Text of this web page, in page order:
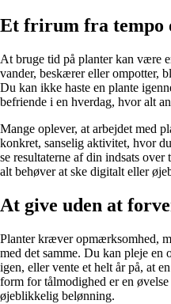
Et frirum fra tempo
At bruge tid på planter kan være
vander, beskærer eller ompotter,
Du kan ikke haste en plante
befriende i en hverdag, hvor alt
Mange oplever, at arbejdet med
konkret, sanselig aktivitet, hvor
se resultaterne af din indsats
alt behøver at ske digitalt eller
At give uden at
Planter kræver opmærksomhed,
med det samme. Du kan pleje en
igen, eller vente et helt år på, at
form for tålmodighed er en
øjeblikkelig belønning.